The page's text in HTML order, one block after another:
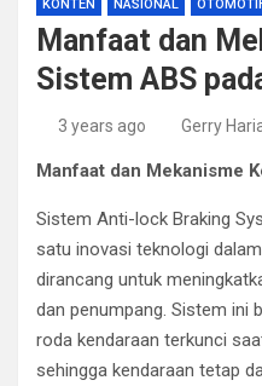
KONTEN NASIONAL
Manfaat dan
Sistem ABS
3 years ago Gerry
Manfaat dan Mekanisme
Sistem Anti-lock Braking
satu inovasi teknologi
dirancang untuk
dan penumpang. Sistem ini
roda kendaraan terkunci
sehingga kendaraan tetap